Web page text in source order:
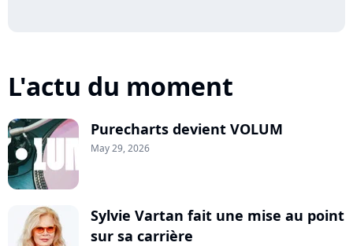
L'actu du moment
Purecharts devient VOLUM
May 29, 2026
Sylvie Vartan fait une mise au point
sur sa carrière